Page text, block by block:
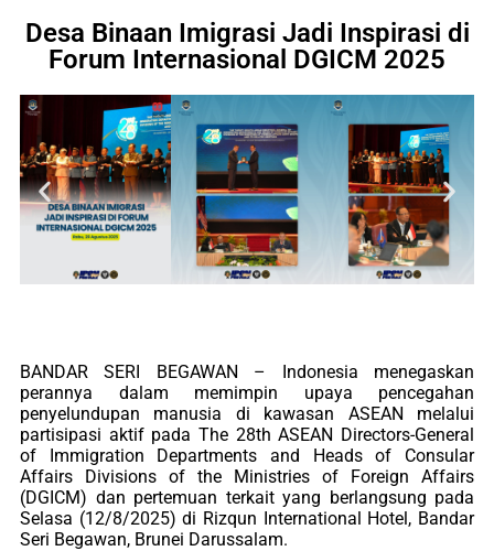
Desa Binaan Imigrasi Jadi Inspirasi di
Forum Internasional DGICM 2025
BANDAR SERI BEGAWAN – Indonesia menegaskan
perannya dalam memimpin upaya pencegahan
penyelundupan manusia di kawasan ASEAN melalui
partisipasi aktif pada The 28th ASEAN Directors-General
of Immigration Departments and Heads of Consular
Affairs Divisions of the Ministries of Foreign Affairs
(DGICM) dan pertemuan terkait yang berlangsung pada
Selasa (12/8/2025) di Rizqun International Hotel, Bandar
Seri Begawan, Brunei Darussalam.